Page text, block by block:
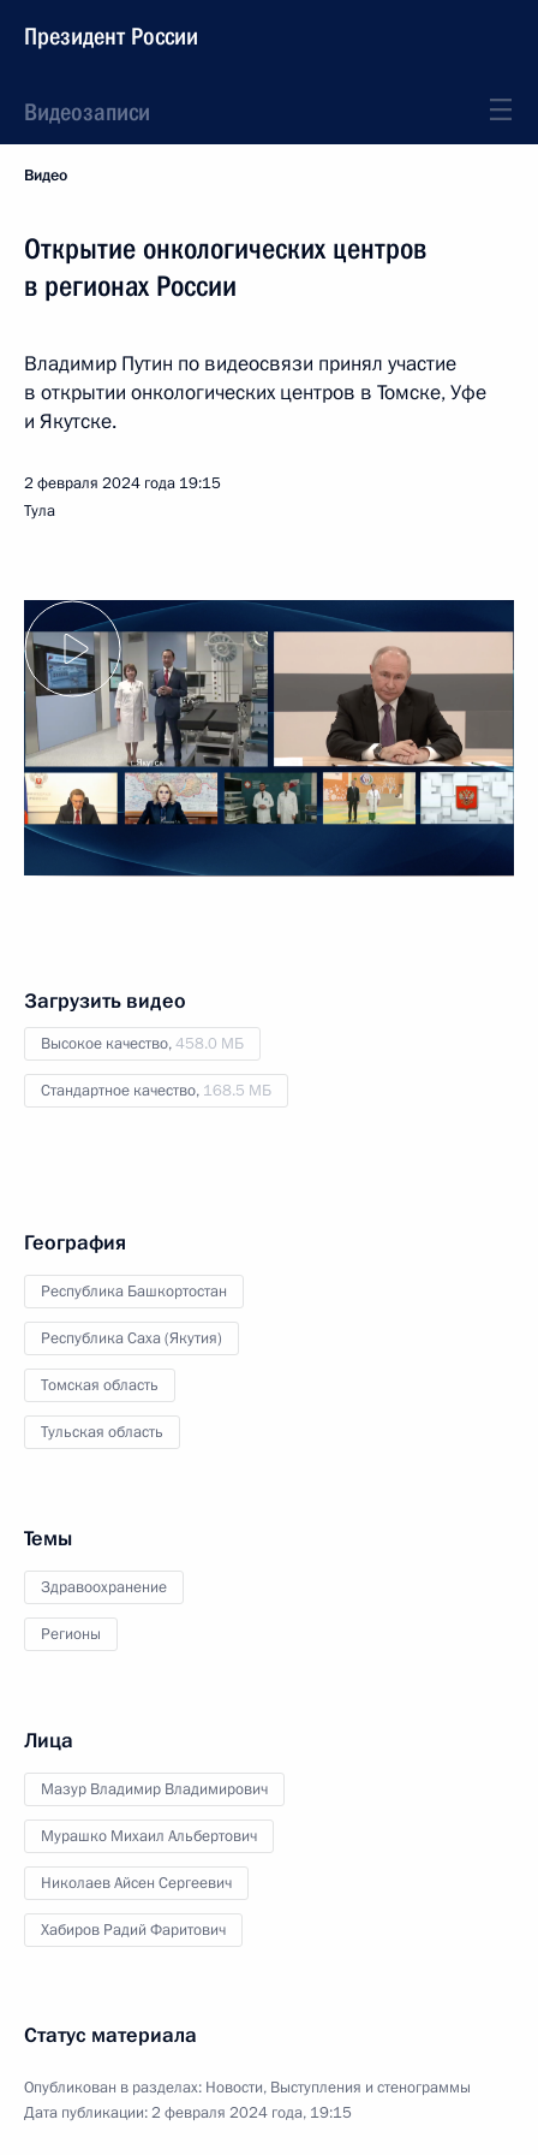
Президент России
Видеозаписи
Видео
Открытие онкологических центров
в регионах России
Владимир Путин по видеосвязи принял участие
в открытии онкологических центров в Томске, Уфе
и Якутске.
2 февраля 2024 года 19:15
Тула
Загрузить видео
Высокое качество,458.0 МБ
Стандартное качество, 168.5 МБ
География
Республика Башкортостан
Республика Саха (Якутия)
Томская область
Тульская область
Темы
Здравоохранение
Регионы
Лица
Мазур Владимир Владимирович
Мурашко Михаил Альбертович
Николаев Айсен Сергеевич
Хабиров Радий Фаритович
Статус материала
Опубликован в разделах: Новости, Выступления и стенограммы
Дата публикации:2 февраля 2024 года, 19:15